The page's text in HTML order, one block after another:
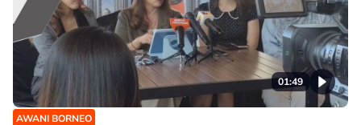
01:49
AWANI BORNEO